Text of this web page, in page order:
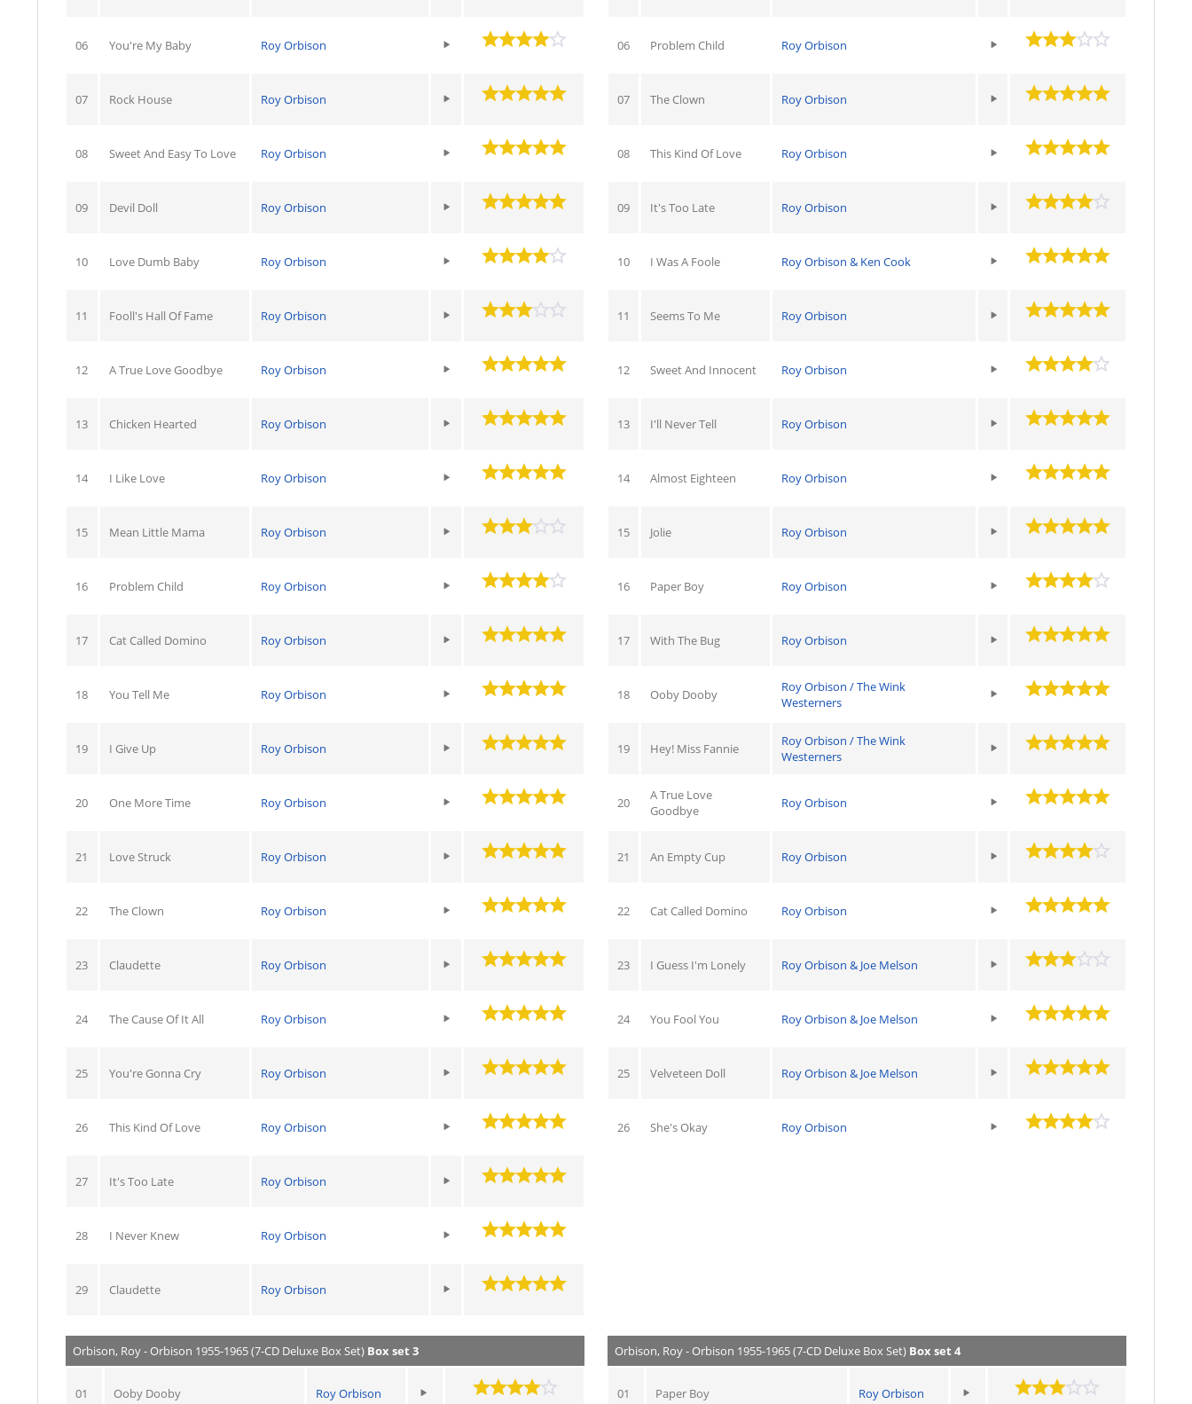
06 You're My Baby Roy Orbison
07 Rock House Roy Orbison
08 Sweet And Easy To Love Roy Orbison
09 Devil Doll Roy Orbison
10 Love Dumb Baby Roy Orbison
11 Fooll's Hall Of Fame Roy Orbison
12 A True Love Goodbye Roy Orbison
13 Chicken Hearted Roy Orbison
14 I Like Love Roy Orbison
15 Mean Little Mama Roy Orbison
16 Problem Child Roy Orbison
17 Cat Called Domino Roy Orbison
18 You Tell Me Roy Orbison
19 I Give Up Roy Orbison
20 One More Time Roy Orbison
21 Love Struck Roy Orbison
22 The Clown Roy Orbison
23 Claudette Roy Orbison
24 The Cause Of It All Roy Orbison
25 You're Gonna Cry Roy Orbison
26 This Kind Of Love Roy Orbison
27 It's Too Late Roy Orbison
28 I Never Knew Roy Orbison
29 Claudette Roy Orbison
06 Problem Child Roy Orbison
07 The Clown Roy Orbison
08 This Kind Of Love Roy Orbison
09 It's Too Late Roy Orbison
10 I Was A Foole Roy Orbison & Ken Cook
11 Seems To Me Roy Orbison
12 Sweet And Innocent Roy Orbison
13 I'll Never Tell Roy Orbison
14 Almost Eighteen Roy Orbison
15 Jolie Roy Orbison
16 Paper Boy Roy Orbison
17 With The Bug Roy Orbison
18 Ooby Dooby
Roy Orbison / The Wink
Westerners
19 Hey! Miss Fannie
Roy Orbison / The Wink
Westerners
20
A True Love
Goodbye
Roy Orbison
21 An Empty Cup Roy Orbison
22 Cat Called Domino Roy Orbison
23 I Guess I'm Lonely Roy Orbison & Joe Melson
24 You Fool You Roy Orbison & Joe Melson
25 Velveteen Doll Roy Orbison & Joe Melson
26 She's Okay Roy Orbison
Orbison, Roy - Orbison 1955-1965 (7-CD Deluxe Box Set) Box set 3
01 Ooby Dooby Roy Orbison
Orbison, Roy - Orbison 1955-1965 (7-CD Deluxe Box Set) Box set 4
01 Paper Boy Roy Orbison